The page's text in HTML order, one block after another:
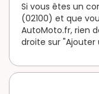
Si vous êtes un
(02100) et que
AutoMoto.fr, rien
droite sur "Ajouter